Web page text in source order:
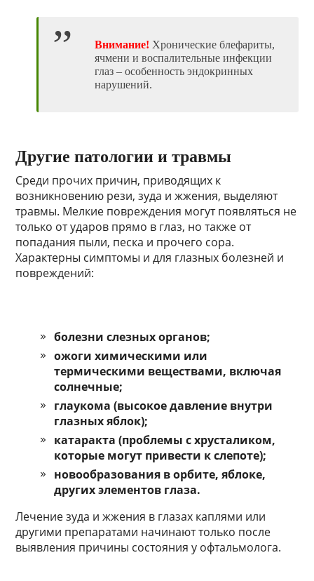
Внимание! Хронические блефариты,
ячмени и воспалительные инфекции
глаз – особенность эндокринных
нарушений.
Другие патологии и травмы
Среди прочих причин, приводящих к
возникновению рези, зуда и жжения, выделяют
травмы. Мелкие повреждения могут появляться не
только от ударов прямо в глаз, но также от
попадания пыли, песка и прочего сора.
Характерны симптомы и для глазных болезней и
повреждений:
болезни слезных органов;
ожоги химическими или
термическими веществами, включая
солнечные;
глаукома (высокое давление внутри
глазных яблок);
катаракта (проблемы с хрусталиком,
которые могут привести к слепоте);
новообразования в орбите, яблоке,
других элементов глаза.
Лечение зуда и жжения в глазах каплями или
другими препаратами начинают только после
выявления причины состояния у офтальмолога.